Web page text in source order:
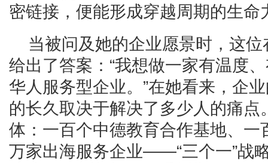
密链接，便能形成穿越周期的生命
当被问及她的企业愿景时，这
给出了答案：“我想做一家有温度
华人服务型企业。”在她看来，企
的长久取决于解决了多少人的痛
体：一百个中德教育合作基地、
万家出海服务企业——“三个一”战